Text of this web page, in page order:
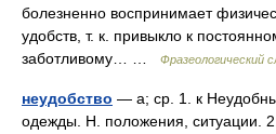
болезненно воспринимает
удобств, т. к. привыкло к
заботливому… …
Фразеологический
неудобство — а; ср. 1. к
одежды. Н. положения, ситуации.